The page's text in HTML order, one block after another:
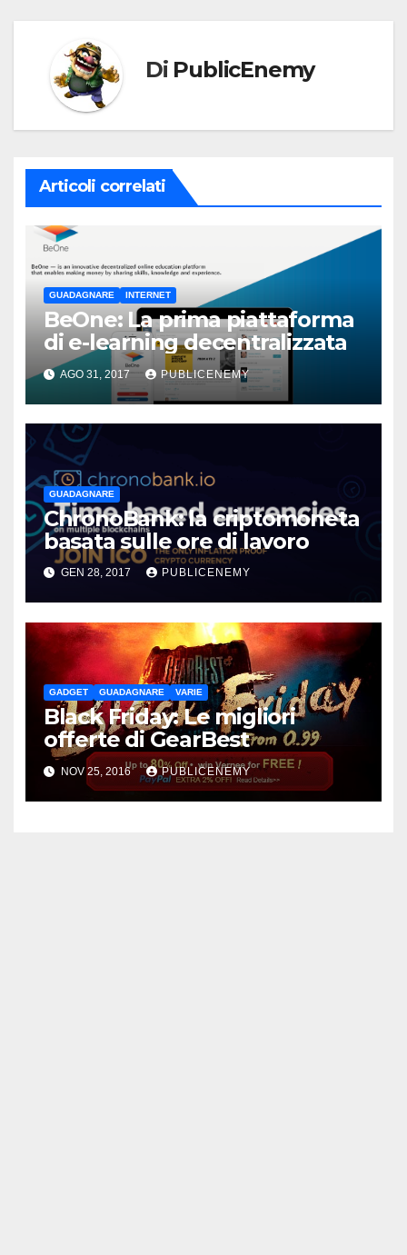
Di PublicEnemy
Articoli correlati
GUADAGNARE INTERNET
BeOne: La prima piattaforma
di e-learning decentralizzata
AGO 31, 2017 PUBLICENEMY
GUADAGNARE
ChronoBank: la criptomoneta
basata sulle ore di lavoro
GEN 28, 2017 PUBLICENEMY
GADGET GUADAGNARE VARIE
Black Friday: Le migliori
offerte di GearBest
NOV 25, 2016 PUBLICENEMY